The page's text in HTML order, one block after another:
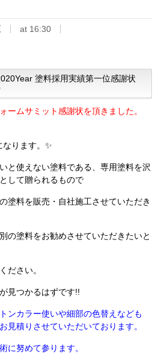
at 16:30
塗料採用実績第一位感謝状
ームサミット感謝状を頂きました。
ります。✨
と使えない塗料である、専用塗料を沢
して贈られるもので
塗料を販売・自社施工させていただき
の塗料をお勧めさせていただきたいと
ださい。
見つかるはずです!!
ンカラー使いや細部の色替えなども
見積りさせていただいております。
に努めて参ります。